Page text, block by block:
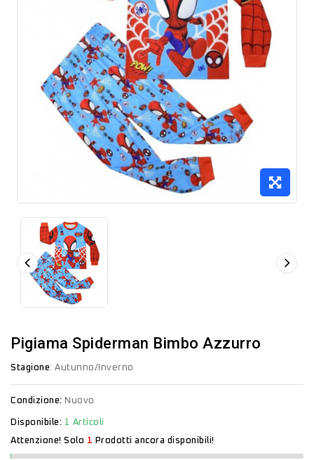
Pigiama Spiderman Bimbo Azzurro
Stagione: Autunno/Inverno
Condizione: Nuovo
Disponibile: 1 Articoli
Attenzione! Solo 1 Prodotti ancora disponibili!